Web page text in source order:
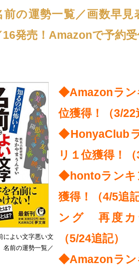
の運勢一覧／画数早見
発売！Amazonで予約受
によい文字悪い文
名前の運勢一覧／
◆Amazonラ
位獲得！（3/22
◆HonyaClub
リ１位獲得！
◆hontoラン
獲得！（4/5追
ング 再度カ
（5/24追記）
◆Amazonラ